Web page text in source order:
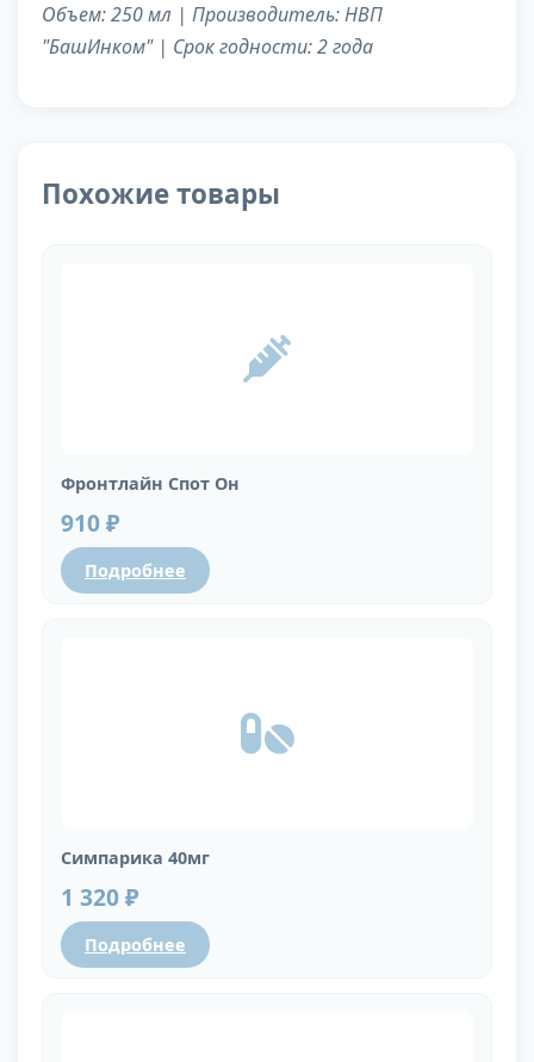
Объем: 250 мл | Производитель: НВП
"БашИнком" | Срок годности: 2 года
Похожие товары
Фронтлайн Спот Он
910 ₽
Подробнее
Симпарика 40мг
1 320 ₽
Подробнее